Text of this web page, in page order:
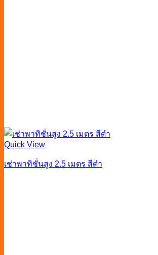
Quick View
เช่าพาทิชั่นสูง 2.5 เมตร สีดำ